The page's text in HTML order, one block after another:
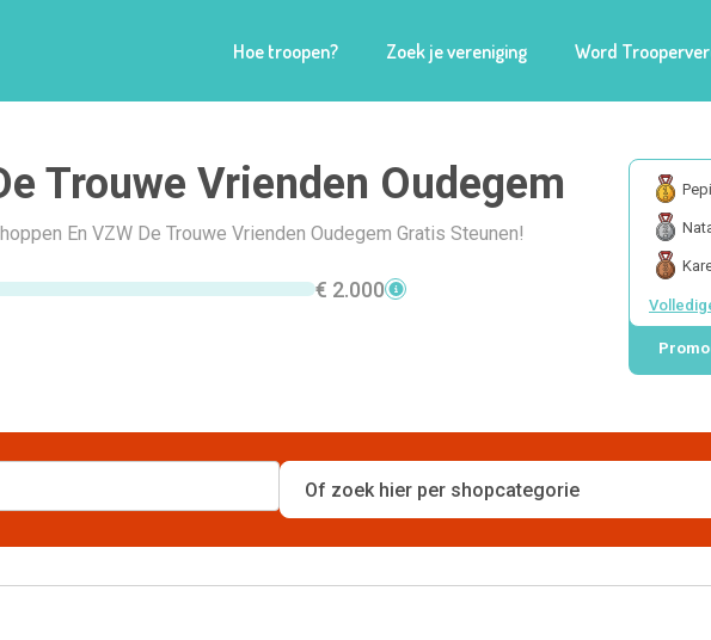
Hoe troopen? Zoek je vereniging Word
Trouwe Vrienden Oudegem
En VZW De Trouwe Vrienden Oudegem Gratis Steunen!
€ 2.000